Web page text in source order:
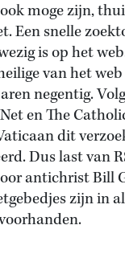
moge zijn,
Een snelle
is op het
van het
negentig.
en The
dit
Dus last van
antichrist Bill
zijn in